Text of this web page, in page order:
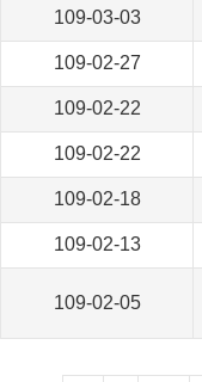
109-03-03
109-02-27
109-02-22
109-02-22
109-02-18
109-02-13
109-02-05